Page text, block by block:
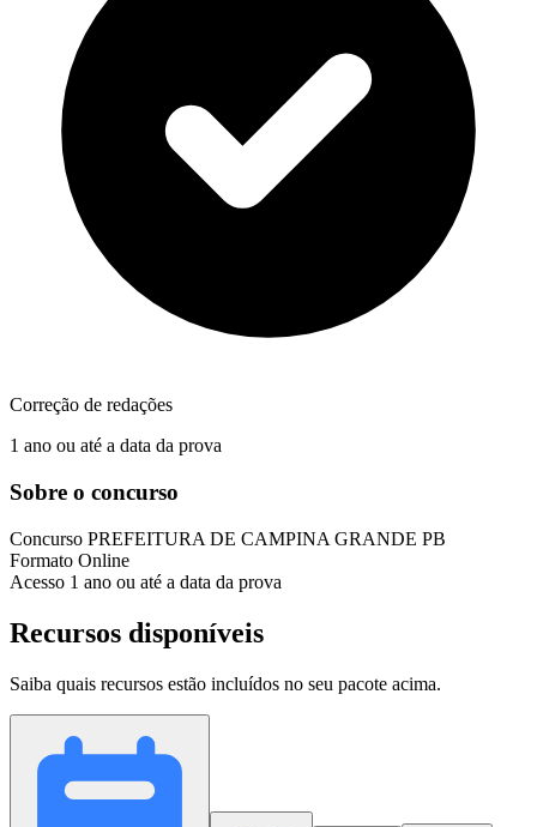
Correção de redações
1 ano ou até a data da prova
Sobre o concurso
Concurso PREFEITURA DE CAMPINA GRANDE PB
Formato Online
Acesso 1 ano ou até a data da prova
Recursos disponíveis
Saiba quais recursos estão incluídos no seu pacote acima.